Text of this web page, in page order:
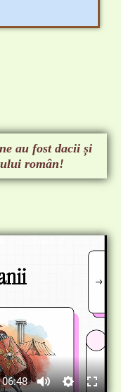
au fost dacii și
român!
06:48